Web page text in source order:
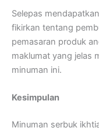
Selepas
fikirkan tentang
pemasaran produk
maklumat yang jelas
minuman ini.
Kesimpulan
Minuman serbuk